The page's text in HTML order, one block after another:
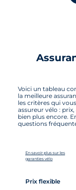
Voici un tableau
la meilleure
les critères qui
assureur vélo :
bien plus encore.
questions
En savoir plus sur les
garanties vélo
Prix flexible